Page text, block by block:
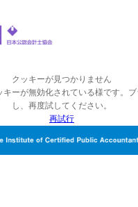
クッキーが見つかりません
ーが無効化されている様です。
し、再度試してください。
再試行